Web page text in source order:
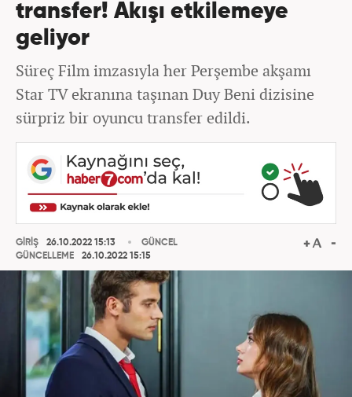
transfer! Akışı etkilemeye
geliyor
Süreç Film imzasıyla her Perşembe akşamı
Star TV ekranına taşınan Duy Beni dizisine
sürpriz bir oyuncu transfer edildi.
GİRİŞ
26.10.2022 15:13
GÜNCELLEME
26.10.2022 15:15
GÜNCEL